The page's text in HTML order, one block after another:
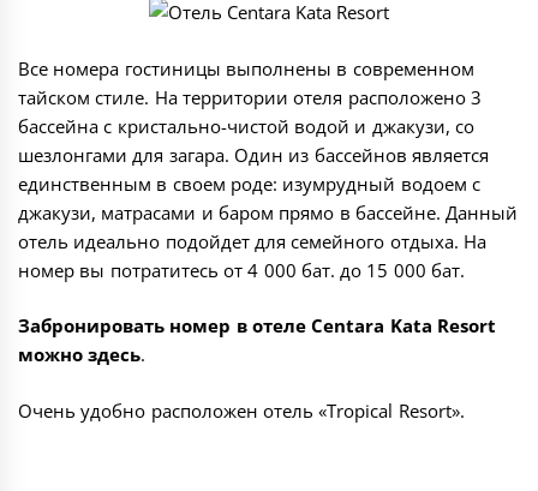
Все номера гостиницы выполнены в современном
тайском стиле. На территории отеля расположено 3
бассейна с кристально-чистой водой и джакузи, со
шезлонгами для загара. Один из бассейнов является
единственным в своем роде: изумрудный водоем с
джакузи, матрасами и баром прямо в бассейне. Данный
отель идеально подойдет для семейного отдыха. На
номер вы потратитесь от 4 000 бат. до 15 000 бат.
Забронировать номер в отеле Centara Kata Resort
можноздесь.
Очень удобно расположен отель «Tropical Resort».